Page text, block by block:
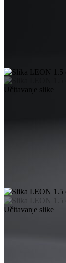
Učitavanje slike
Učitavanje slike